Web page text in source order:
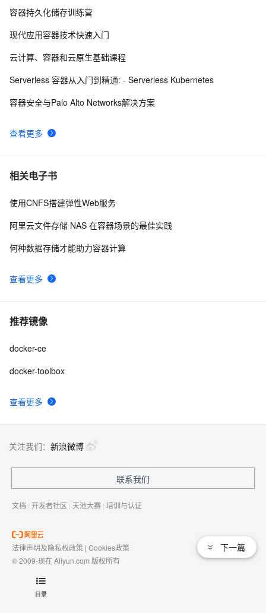
目录
单环境交付apollo三组件
10容器服务Kubernetes版（ACK）上快速部署应用
查看更多
容器持久化储存训练营
现代应用容器技术快速入门
云计算、容器和云原生基础课程
Serverless 容器从入门到精通: - Serverless Kubernetes
容器安全与Palo Alto Networks解决方案
相关电子书
查看更多
使用CNFS搭建弹性Web服务
阿里云文件存储 NAS 在容器场景的最佳实践
何种数据存储才能助力容器计算
推荐镜像
查看更多
docker-ce
docker-toolbox
下一篇
关注我们： 新浪微博
联系我们
文档 | 开发者社区 | 天池大赛 | 培训与认证
法律声明及隐私权政策 | Cookies政策
© 2009-现在 Aliyun.com 版权所有
域名注册服务机构许可：